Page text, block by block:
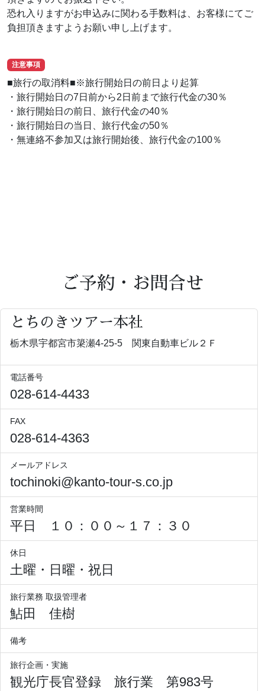
恐れ入りますがお申込みに関わる手数料は、お客様にてご
負担頂きますようお願い申し上げます。
注意事項
■旅行の取消料■※旅行開始日の前日より起算
・旅行開始日の7日前から2日前まで旅行代金の30％
・旅行開始日の前日、旅行代金の40％
・旅行開始日の当日、旅行代金の50％
・無連絡不参加又は旅行開始後、旅行代金の100％
ご予約・お問合せ
とちのきツアー本社
栃木県宇都宮市簗瀬4-25-5 関東自動車ビル２Ｆ
電話番号
028-614-4433
FAX
028-614-4363
メールアドレス
tochinoki@kanto-tour-s.co.jp
営業時間
平日 １０：００～１７：３０
休日
土曜・日曜・祝日
旅行業務 取扱管理者
鮎田 佳樹
備考
旅行企画・実施
観光庁長官登録 旅行業 第983号